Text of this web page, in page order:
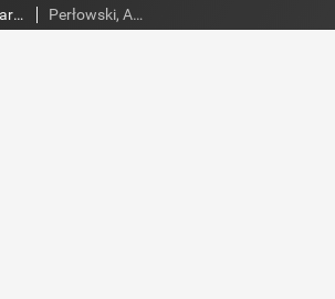
Słowo Ludu 2002 R.LIV, nr 86 (Ostrowiec, Starachowice, Skarżysko, Końskie, Ponidzie, Jędrzejów, Włoszczowa, Sandomierz, Staszów, Opatów) Perłowski, Adam. Red.